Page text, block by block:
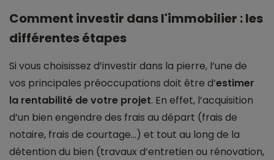
Comment investir dans l'immobilier : les
différentes étapes
Si vous choisissez d’investir dans la pierre, l’une de
vos principales préoccupations doit être d’estimer
la rentabilité de votre projet. En effet, l’acquisition
d’un bien engendre des frais au départ (frais de
notaire, frais de courtage...) et tout au long de la
détention du bien (travaux d’entretien ou rénovation,